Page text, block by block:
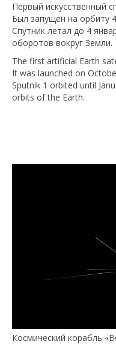
Первый искусственный
Был запущен на орбиту
Спутник летал до 4
оборотов вокруг Земли.
The first artificial Earth
It was launched on
Sputnik 1 orbited until
orbits of the Earth.
Космический корабль